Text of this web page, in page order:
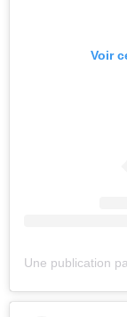
Voir
Une publication